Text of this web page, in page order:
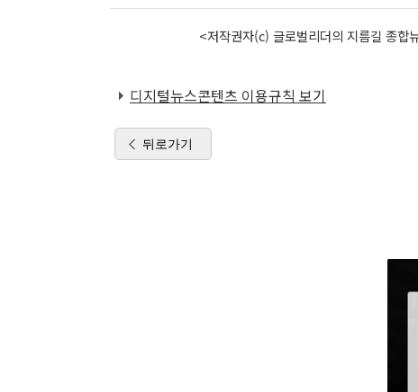
<저작권자(c) 글로벌리더의 지름길 종
디지털뉴스콘텐츠 이용규칙 보기
뒤로가기